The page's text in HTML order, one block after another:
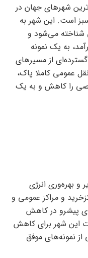
شهرهای جهان در
است. این شهر به
شناخته می‌شود و
به یک نمونه
از مسیرهای
عمومی کاملا پاک،
را کاهش و به یک
و بهره‌وری انرژی
و مراکز عمومی و
پیشرو در کاهش
این شهر برای کاهش
انتشار کربن تا سال 2025 یکی از نمونه‌های موفق